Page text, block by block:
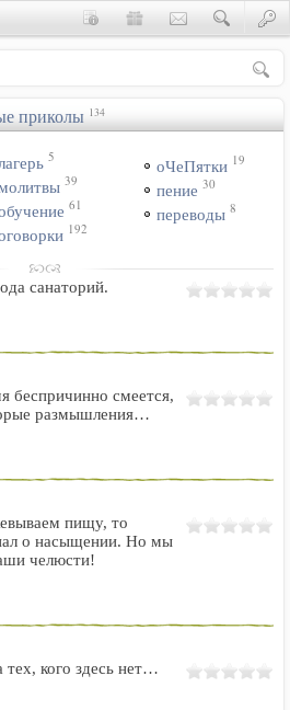
приколы 134
5
39
61
192
оЧеПятки 19
пение 30
переводы 8
санаторий.
беспричинно смеется,
размышления…
пищу, то
о насыщении. Но мы
челюсти!
кого здесь нет…